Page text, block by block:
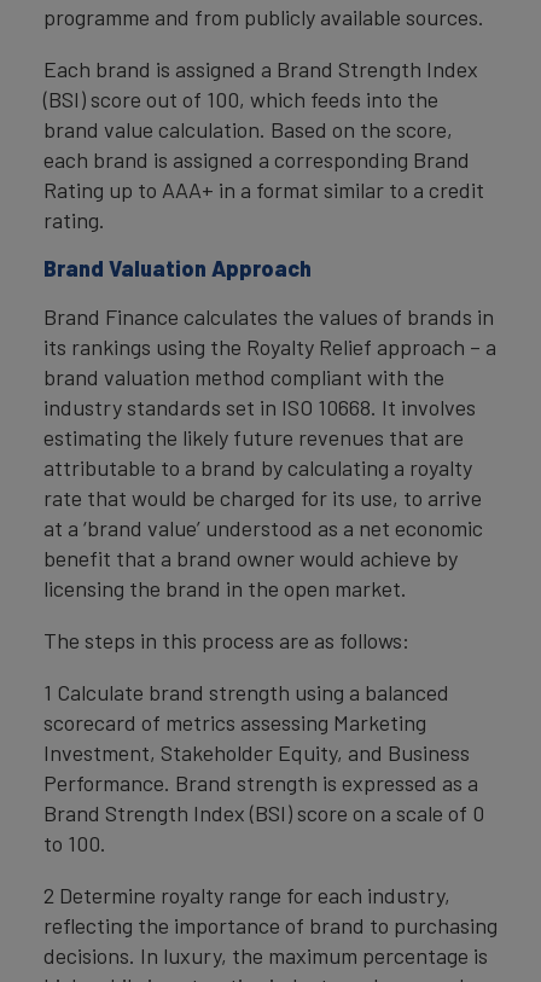
programme and from publicly available sources.
Each brand is assigned a Brand Strength Index
(BSI) score out of 100, which feeds into the
brand value calculation. Based on the score,
each brand is assigned a corresponding Brand
Rating up to AAA+ in a format similar to a credit
rating.
Brand Valuation Approach
Brand Finance calculates the values of brands in
its rankings using the Royalty Relief approach – a
brand valuation method compliant with the
industry standards set in ISO 10668. It involves
estimating the likely future revenues that are
attributable to a brand by calculating a royalty
rate that would be charged for its use, to arrive
at a ‘brand value’ understood as a net economic
benefit that a brand owner would achieve by
licensing the brand in the open market.
The steps in this process are as follows:
1 Calculate brand strength using a balanced
scorecard of metrics assessing Marketing
Investment, Stakeholder Equity, and Business
Performance. Brand strength is expressed as a
Brand Strength Index (BSI) score on a scale of 0
to 100.
2 Determine royalty range for each industry,
reflecting the importance of brand to purchasing
decisions. In luxury, the maximum percentage is